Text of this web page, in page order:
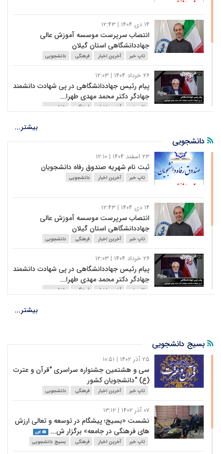
بین المللی یادگیری و یاددهی الک...
تاپ خبر آخرین اخبار
علمی آموزشی
۱۴ دی ۱۴۰۴ | ۱۲:۴۳
انتصاب سرپرست موسسه آموزش عالی
جهاددانشگاهی استان گیلان
تاپ خبر آخرین اخبار فرهنگی دانشجویی
۲۶ خرداد ۱۴۰۴ | ۱۲:۰۳
پیام‌ رئیس جهاددانشگاهی در پی شهادت دانشمند
جهادگر دکتر محمد مهدی طهرا...
تاپ خبر آخرین اخبار فرهنگی دانشجویی
۲۶ خرداد ۱۴۰۴ | ۱۱:۵۲
سرداران‌ سر افراز اسلام، دا...
تاپ خبر آخرین اخبار
بیشتر...
دانشجویی
۲۳ اسفند ۱۴۰۴ | ۱۲:۱۰
ثبت نام شهریه صندوق رفاه دانشجویان
تاپ خبر آخرین اخبار دانشجویی
۱۴ دی ۱۴۰۴ | ۱۲:۴۳
انتصاب سرپرست موسسه آموزش عالی
جهاددانشگاهی استان گیلان
تاپ خبر آخرین اخبار فرهنگی دانشجویی
۲۶ خرداد ۱۴۰۴ | ۱۲:۰۳
پیام‌ رئیس جهاددانشگاهی در پی شهادت دانشمند
جهادگر دکتر محمد مهدی طهرا...
تاپ خبر آخرین اخبار فرهنگی دانشجویی
۲۶ خرداد ۱۴۰۴ | ۱۱:۵۲
بیانیه جهاددانشگاهی در پی شهادت تنی چند از
سرداران‌ سر افراز اسلام، دا...
تاپ خبر آخرین اخبار فرهنگی دانشجویی
بیشتر...
بسیج دانشجویی
۲۵ آذر ۱۴۰۲ | ۱۰:۵۱
سی و هشتمین جشنواره سراسری "قرآن و عترت
(ع) "دانشجویان کشور
تاپ خبر آخرین اخبار فرهنگی
دانشجویی
بسیج دانشجویی
بسیج اساتید
۰۷ آذر ۱۴۰۲ | ۱۳:۱۲
نشست «بسیج؛ پیشگام در توسعه و تعالی ارزش
های فرهنگی در جامعه» برگزار ش...
گالری
تاپ خبر آخرین اخبار فرهنگی
بسیج دانشجویی
بسیج اساتید